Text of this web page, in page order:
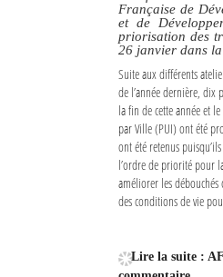
Française de
et de
priorisation des
26 janvier dans
Suite aux différents
de l’année dernière, dix
la fin de cette année et
par Ville (PUI) ont été
ont été retenus
l’ordre de priorité pour
améliorer les débouchés
des conditions de vie
Lire la suite :